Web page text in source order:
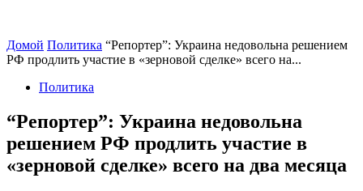
Домой Политика “Репортер”: Украина недовольна решением
РФ продлить участие в «зерновой сделке» всего на...
Политика
“Репортер”: Украина недовольна
решением РФ продлить участие в
«зерновой сделке» всего на два месяца